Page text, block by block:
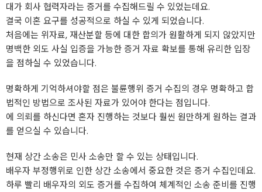
대가 회사 협력자라는 증거를 수집해드릴 수 있었는데요.
결국 이혼 요구를 성공적으로 하실 수 있게 되었습니다.
처음에는 위자료, 재산분할 등에 대한 합의가 원활하게 되지 않았지만
명백한 외도 사실 입증을 가능한 증거 자료 확보를 통해 유리한 입장
을 점하실 수 있었습니다.
명확하게 기억하셔야할 점은 불륜행위 증거 수집의 경우 명확하고 합
법적인 방법으로 조사된 자료가 있어야 한다는 점입니다.
에 의뢰를 하신다면 혼자 진행하는 것보다 훨씬 원만하게 원하는 결과
를 얻으실 수 있습니다.
현재 상간 소송은 민사 소송만 할 수 있는 상태입니다.
배우자 부정행위로 인한 상간 소송에서 중요한 것은 증거 수집인데요.
하루 빨리 배우자의 외도 증거를 수집하여 체계적인 소송 준비를 진행